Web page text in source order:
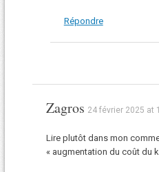
Répondre
Zagros 24 février 2025 at
Lire plutôt dans mon
« augmentation du coût du